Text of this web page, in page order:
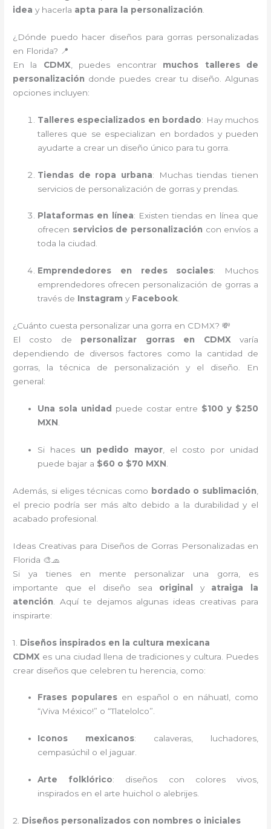
idea y hacerla apta para la personalización
¿Dónde puedo hacer diseños para gorras personalizadas
en Florida? 📍
En la CDMX , puedes encontrar muchos talleres de
personalización donde puedes crear tu diseño. Algunas
opciones incluyen:
Talleres especializados en bordado: Hay muchos
talleres que se especializan en bordados y pueden
ayudarte a crear un diseño único para tu gorra.
Tiendas de ropa urbana: Muchas tiendas tienen
servicios de personalización de gorras y prendas.
Plataformas en línea: Existen tiendas en línea que
ofrecen servicios de personalización con envíos a
toda la ciudad.
Emprendedores en redes sociales: Muchos
emprendedores ofrecen personalización de gorras a
través de Instagram y Facebook.
¿Cuánto cuesta personalizar una gorra en CDMX? 💸
El costo de personalizar gorras en CDMX varía
dependiendo de diversos factores como la cantidad de
gorras, la técnica de personalización y el diseño. En
general:
Una sola unidad puede costar entre $100 y $250
MXN
Si haces un pedido mayor , el costo por unidad
puede bajar a $60 o $70 MXN
Además, si eliges técnicas como bordado o sublimación
el precio podría ser más alto debido a la durabilidad y el
acabado profesional.
Ideas Creativas para Diseños de Gorras Personalizadas en
Florida 🎨🧢
Si ya tienes en mente personalizar una gorra, es
importante que el diseño sea original y atraiga la
atención . Aquí te dejamos algunas ideas creativas para
inspirarte:
1. Diseños inspirados en la cultura mexicana
CDMX es una ciudad llena de tradiciones y cultura. Puedes
crear diseños que celebren tu herencia, como:
Frases popularesen español o en náhuatl, como
“¡Viva México!” o “Tlatelolco”.
Iconos mexicanos: calaveras, luchadores,
cempasúchil o el jaguar.
Arte folklórico: diseños con colores vivos,
inspirados en el arte huichol o alebrijes.
2. Diseños personalizados con nombres o iniciales